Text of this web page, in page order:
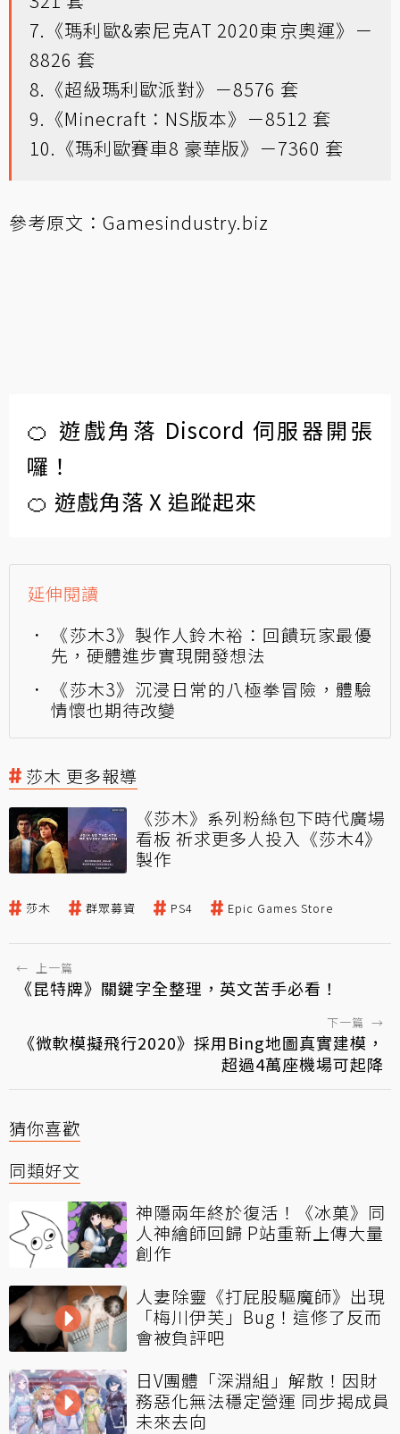
7.《瑪利歐&索尼克AT 2020東京奧運》－
8826 套
8.《超級瑪利歐派對》－8576 套
9.《Minecraft：NS版本》－8512 套
10.《瑪利歐賽車8 豪華版》－7360 套
參考原文： Gamesindustry.biz
🍊 遊戲角落 Discord 伺服器開張
囉！
🍊 遊戲角落 X 追蹤起來
延伸閱讀
《莎木3》製作人鈴木裕：回饋玩家最優
先，硬體進步實現開發想法
《莎木3》沉浸日常的八極拳冒險，體驗
情懷也期待改變
莎木 更多報導
《莎木》系列粉絲包下時代廣場
看板 祈求更多人投入《莎木4》
製作
莎木 群眾募資 PS4 Epic Games Store
← 上一篇
《昆特牌》關鍵字全整理，英文苦手必看！
下一篇 →
《微軟模擬飛行2020》採用Bing地圖真實建模，
超過4萬座機場可起降
猜你喜歡
同類好文
神隱兩年終於復活！《冰菓》同
人神繪師回歸 P站重新上傳大量
創作
人妻除靈《打屁股驅魔師》出現
「梅川伊芙」Bug！這修了反而
會被負評吧
日V團體「深淵組」解散！因財
務惡化無法穩定營運 同步揭成員
未來去向